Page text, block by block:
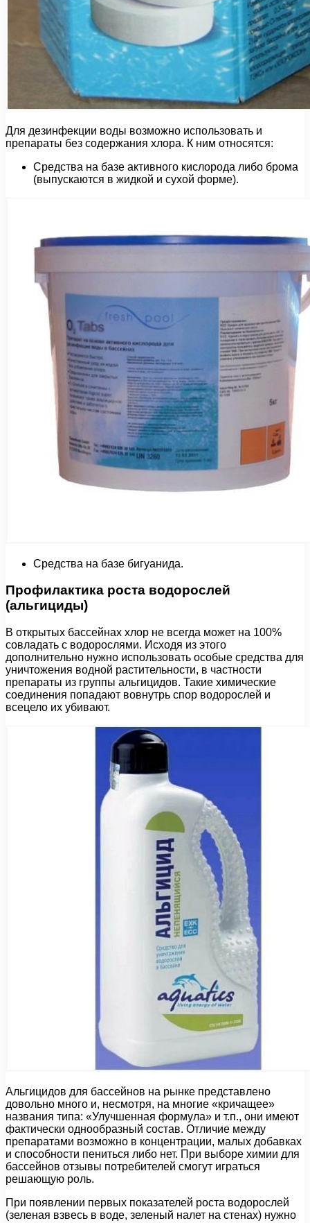
Для дезинфекции воды возможно использовать и
препараты без содержания хлора. К ним относятся:
Средства на базе активного кислорода либо брома
(выпускаются в жидкой и сухой форме).
Средства на базе бигуанида.
Профилактика роста водорослей
(альгициды)
В открытых бассейнах хлор не всегда может на 100%
совладать с водорослями. Исходя из этого
дополнительно нужно использовать особые средства для
уничтожения водной растительности, в частности
препараты из группы альгицидов. Такие химические
соединения попадают вовнутрь спор водорослей и
всецело их убивают.
Альгицидов для бассейнов на рынке представлено
довольно много и, несмотря, на многие «кричащее»
названия типа: «Улучшенная формула» и т.п., они имеют
фактически однообразный состав. Отличие между
препаратами возможно в концентрации, малых добавках
и способности пениться либо нет. При выборе химии для
бассейнов отзывы потребителей смогут играться
решающую роль.
При появлении первых показателей роста водорослей
(зеленая взвесь в воде, зеленый налет на стенах) нужно